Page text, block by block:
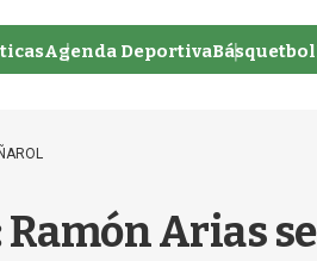
Agenda DeportivaBásquetbol
Arias